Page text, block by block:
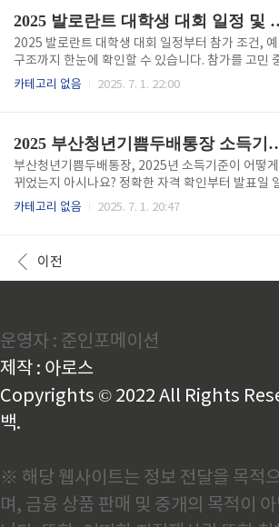
지는 ‘차등 지원’ 방식이 적용됩니다.즉, 단순한 지원
아닌, 정밀하게 설계된 정책형 재난지원금입니다. 내
을 잘 모르면 받을 수 있는 금액조차 줄어들 수 있으
꼭 확인하세요!📊 누구에게 얼마나? 지원금 세부 지
액1차 지급은 전 국민 대상, 2차는 소득 하위 90%만
2025 발로란트 대학
2025 발로란트 대학생 대회 일정부터 참가 조건, 예
구조까지 한눈에 확인할 수 있습니다. 참가를 고민
라면 지금 바로 필수 정보 체크하세요! 대학생 대회 일
후원 또는 대학연합, 학생회 주최로 진행되며, 교육
인증을 받은 참가자만 출전 가능한 점이 특징입니다
대회는 실력을 겨루는 무대일 뿐 아니라, e스포츠 분
에 관심 있는 대학생들에게 **현장 경험과 팀워크를
를 기회**를 제공하며, **대회 수상자에게는 상금, 인
년 주요 대학생 대회 일정 정리2025년 기준 국내 발
카테고리 없음 2025. 7. 1. 22:00
2025 부산청년기쁨두배통
부산청년기쁨두배통장, 2025년 소득기준이 어떻
뀌었는지 아시나요? 정확한 자격 확인부터 발표일
까지, 신청 전 필수 정보를 정리했습니다. 빠르게 소득
배통장 자격조건과 핵심 요건부산청년기쁨두배통장
부산시 청년의 자산 형성을 지원하는 정책형 통장입
기준 1개월 이상 거주소득: 중위소득 140% 이하근로
자 또는 사업자 (유급 근로)자격은 신청일 기준으로
단되며, 유사 자산형성 사업(예: 희망두배청년통장,
일채움공제 ..
카테고리 없음 2025. 7. 1. 20:47
이전
운영자 : 준인포메이션
제작 : 아로스
Copyrights © 2022 All Rights
백.
※ 해당 웹사이트는 정보 전달을 목적
며, 금융 상품 판매 및 중개의 목적이